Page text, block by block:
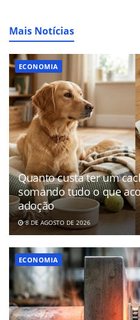
Mais Notícias
ECONOMIA
Quanto custa ter um
somando tudo o que
adoção
8 DE AGOSTO DE 2026
ECONOMIA